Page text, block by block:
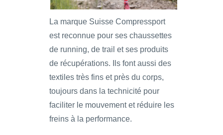
La marque Suisse Compressport
est reconnue pour ses chaussettes
de running, de trail et ses produits
de récupérations. Ils font aussi des
textiles très fins et près du corps,
toujours dans la technicité pour
faciliter le mouvement et réduire les
freins à la performance.